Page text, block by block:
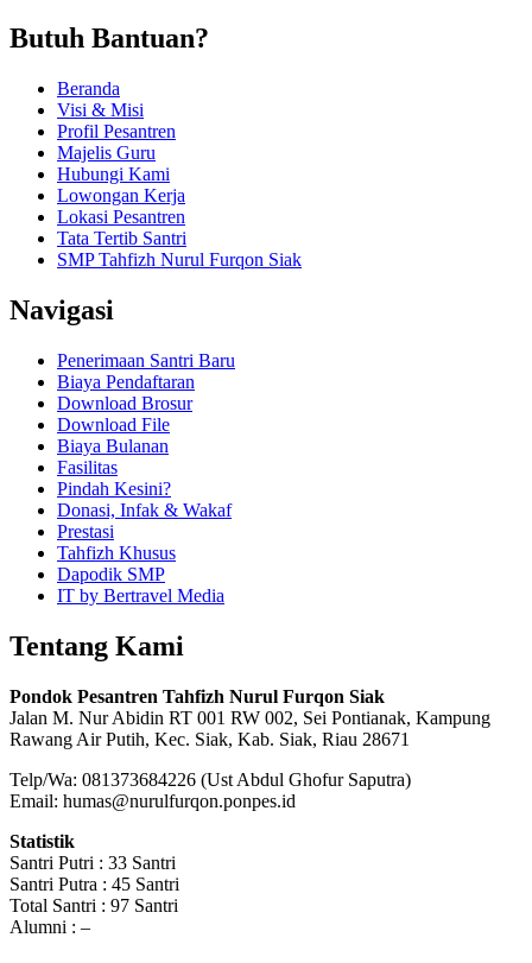
Butuh Bantuan?
Beranda
Visi & Misi
Profil Pesantren
Majelis Guru
Hubungi Kami
Lowongan Kerja
Lokasi Pesantren
Tata Tertib Santri
SMP Tahfizh Nurul Furqon Siak
Navigasi
Penerimaan Santri Baru
Biaya Pendaftaran
Download Brosur
Download File
Biaya Bulanan
Fasilitas
Pindah Kesini?
Donasi, Infak & Wakaf
Prestasi
Tahfizh Khusus
Dapodik SMP
IT by Bertravel Media
Tentang Kami
Pondok Pesantren Tahfizh Nurul Furqon Siak
Jalan M. Nur Abidin RT 001 RW 002, Sei Pontianak, Kampung
Rawang Air Putih, Kec. Siak, Kab. Siak, Riau 28671
Telp/Wa: 081373684226 (Ust Abdul Ghofur Saputra)
Email: humas@nurulfurqon.ponpes.id
Statistik
Santri Putri : 33 Santri
Santri Putra : 45 Santri
Total Santri : 97 Santri
Alumni : –